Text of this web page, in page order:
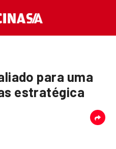
para uma
estratégica